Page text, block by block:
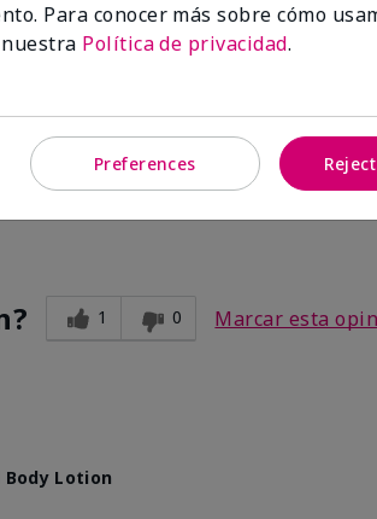
of scents!
Lotion
or heavy. Gives your skin the
1 0 Marcar esta
Lotion
Para conocer más sobre cómo
Política de privacidad.
Preferences